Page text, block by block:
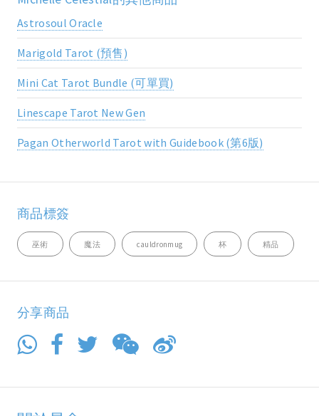
Astrosoul Oracle
Marigold Tarot (預售)
Mini Cat Tarot Bundle (可單買)
Linescape Tarot New Gen
Pagan Otherworld Tarot with Guidebook (第6版)
商品標簽
巫術 魔法 cauldronmug 杯 精品
分享商品